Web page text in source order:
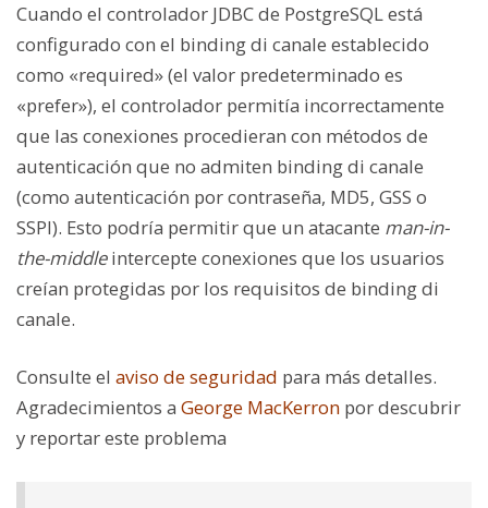
Cuando el controlador JDBC de PostgreSQL está
configurado con el binding di canale establecido
como «required» (el valor predeterminado es
«prefer»), el controlador permitía incorrectamente
que las conexiones procedieran con métodos de
autenticación que no admiten binding di canale
(como autenticación por contraseña, MD5, GSS o
SSPI). Esto podría permitir que un atacante man-in-
the-middleintercepte conexiones que los usuarios
creían protegidas por los requisitos de binding di
canale.
Consulte el aviso de seguridad para más detalles.
Agradecimientos a George MacKerron por descubrir
y reportar este problema